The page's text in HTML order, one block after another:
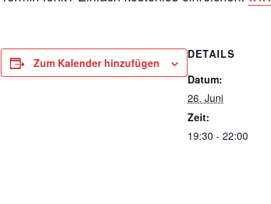
Zum Kalender hinzufügen
DETAILS
Datum:
26. Juni
Zeit:
19:30 - 22:00